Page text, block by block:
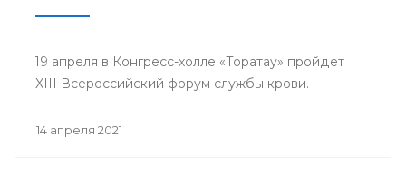
19 апреля в Конгресс-холле «Торатау» пройдет
XIII Всероссийский форум службы крови.
14 апреля 2021